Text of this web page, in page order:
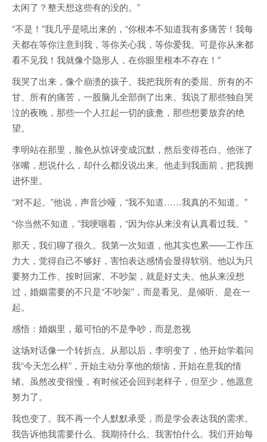
太闲了？整天想这些有的没的。”
“不是！”我几乎是吼出来的，“你根本不知道我有多痛苦！我每
天都在等你注意到我，等你关心我，等你爱我。可是你从来都
看不见我！我就像个隐形人，在你眼里根本不存在！”
我哭了出来，像个崩溃的孩子。我把我所有的委屈、所有的不
甘、所有的痛苦，一股脑儿全部倒了出来。我说了那些独自哭
泣的夜晚，那些一个人扛起一切的疲惫，那些想要放弃的绝
望。
李明站在那里，脸色从惊讶变成沉默，然后变得苍白。他张了
张嘴，想说什么，却什么都没说出来。他走到我面前，把我拥
进怀里。
“对不起。”他说，声音沙哑，“我不知道……我真的不知道。”
“你当然不知道，”我哽咽着，“因为你从来没有认真看过我。”
那天，我们聊了很久。我第一次知道，他其实也累——工作压
力大，觉得自己不够好，害怕表达感情会显得软弱。他以为只
要努力工作、按时回家、不吵架，就是好丈夫。他从来没想
过，婚姻需要的不只是“不吵架”，而是看见、是倾听、是在一
起。
感悟：婚姻里，最可怕的不是争吵，而是忽视
这场对话像一个转折点。从那以后，李明变了，他开始学着问
我“今天怎么样”，开始主动分享他的烦恼，开始在意我的情
绪。虽然改变很慢，有时候还会回到老样子，但至少，他愿意
努力了。
我也变了。我不再一个人默默承受，而是学会表达我的需求。
我告诉他我需要什么、我期待什么、我害怕什么。我们开始每